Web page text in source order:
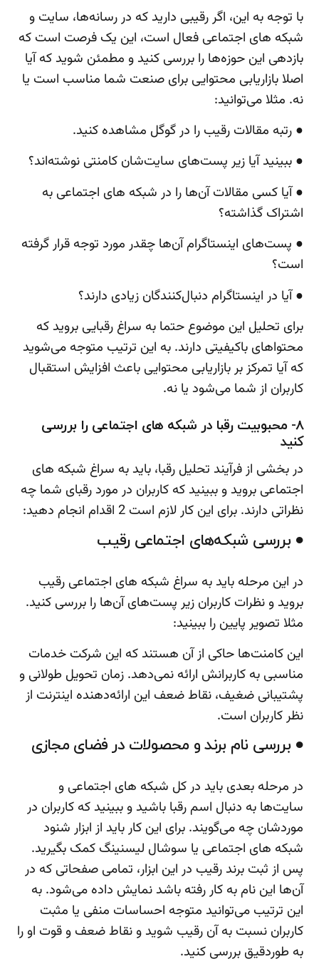
با توجه به این، اگر رقیبی دارید که در رسانه‌ها، سایت و
شبکه های اجتماعی فعال است، این یک فرصت است که
بازدهی این حوزه‌ها را بررسی کنید و مطمئن شوید که آیا
اصلا بازاریابی محتوایی برای صنعت شما مناسب است یا
نه. مثلا می‌توانید:
● رتبه مقالات رقیب را در گوگل مشاهده کنید.
● ببینید آیا زیر پست‌های سایت‌شان کامنتی نوشته‌اند؟
● آیا کسی مقالات آن‌ها را در شبکه های اجتماعی به
اشتراک گذاشته؟
● پست‌های اینستاگرام آن‌ها چقدر مورد توجه قرار گرفته
است؟
● آیا در اینستاگرام دنبال‌کنندگان زیادی دارند؟
برای تحلیل این موضوع حتما به سراغ رقبایی بروید که
محتواهای باکیفیتی دارند. به این ترتیب متوجه می‌شوید
که آیا تمرکز بر بازاریابی محتوایی باعث افزایش استقبال
کاربران از شما می‌شود یا نه.
8- محبوبیت رقبا در شبکه های اجتماعی را بررسی
کنید
در بخشی از فرآیند تحلیل رقبا، باید به سراغ شبکه های
اجتماعی بروید و ببینید که کاربران در مورد رقبای شما چه
نظراتی دارند. برای این کار لازم است 2 اقدام انجام دهید:
● بررسی شبکه‌های اجتماعی رقیب
در این مرحله باید به سراغ شبکه های اجتماعی رقیب
بروید و نظرات کاربران زیر پست‌های آن‌ها را بررسی کنید.
مثلا تصویر پایین را ببینید:
این کامنت‌ها حاکی از آن هستند که این شرکت خدمات
مناسبی به کاربرانش ارائه نمی‌دهد. زمان تحویل طولانی و
پشتیبانی ضغیف، نقاط ضعف این ارائه‌دهنده اینترنت از
نظر کاربران است.
● بررسی نام برند و محصولات در فضای مجازی
در مرحله بعدی باید در کل شبکه های اجتماعی و
سایت‌ها به دنبال اسم رقبا باشید و ببینید که کاربران در
موردشان چه می‌گویند. برای این کار باید از ابزار شنود
شبکه های اجتماعی یا سوشال لیسنینگ کمک بگیرید.
پس از ثبت برند رقیب در این ابزار، تمامی صفحاتی که در
آن‌ها این نام به کار رفته باشد نمایش داده می‌شود. به
این ترتیب می‌توانید متوجه احساسات منفی یا مثبت
کاربران نسبت به آن رقیب شوید و نقاط ضعف و قوت او را
به طوردقیق بررسی کنید.